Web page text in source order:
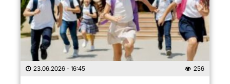
23.06.2026 - 16:45 256